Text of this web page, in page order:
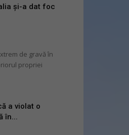
și-a dat foc
de gravă în
propriei
a violat o
în...